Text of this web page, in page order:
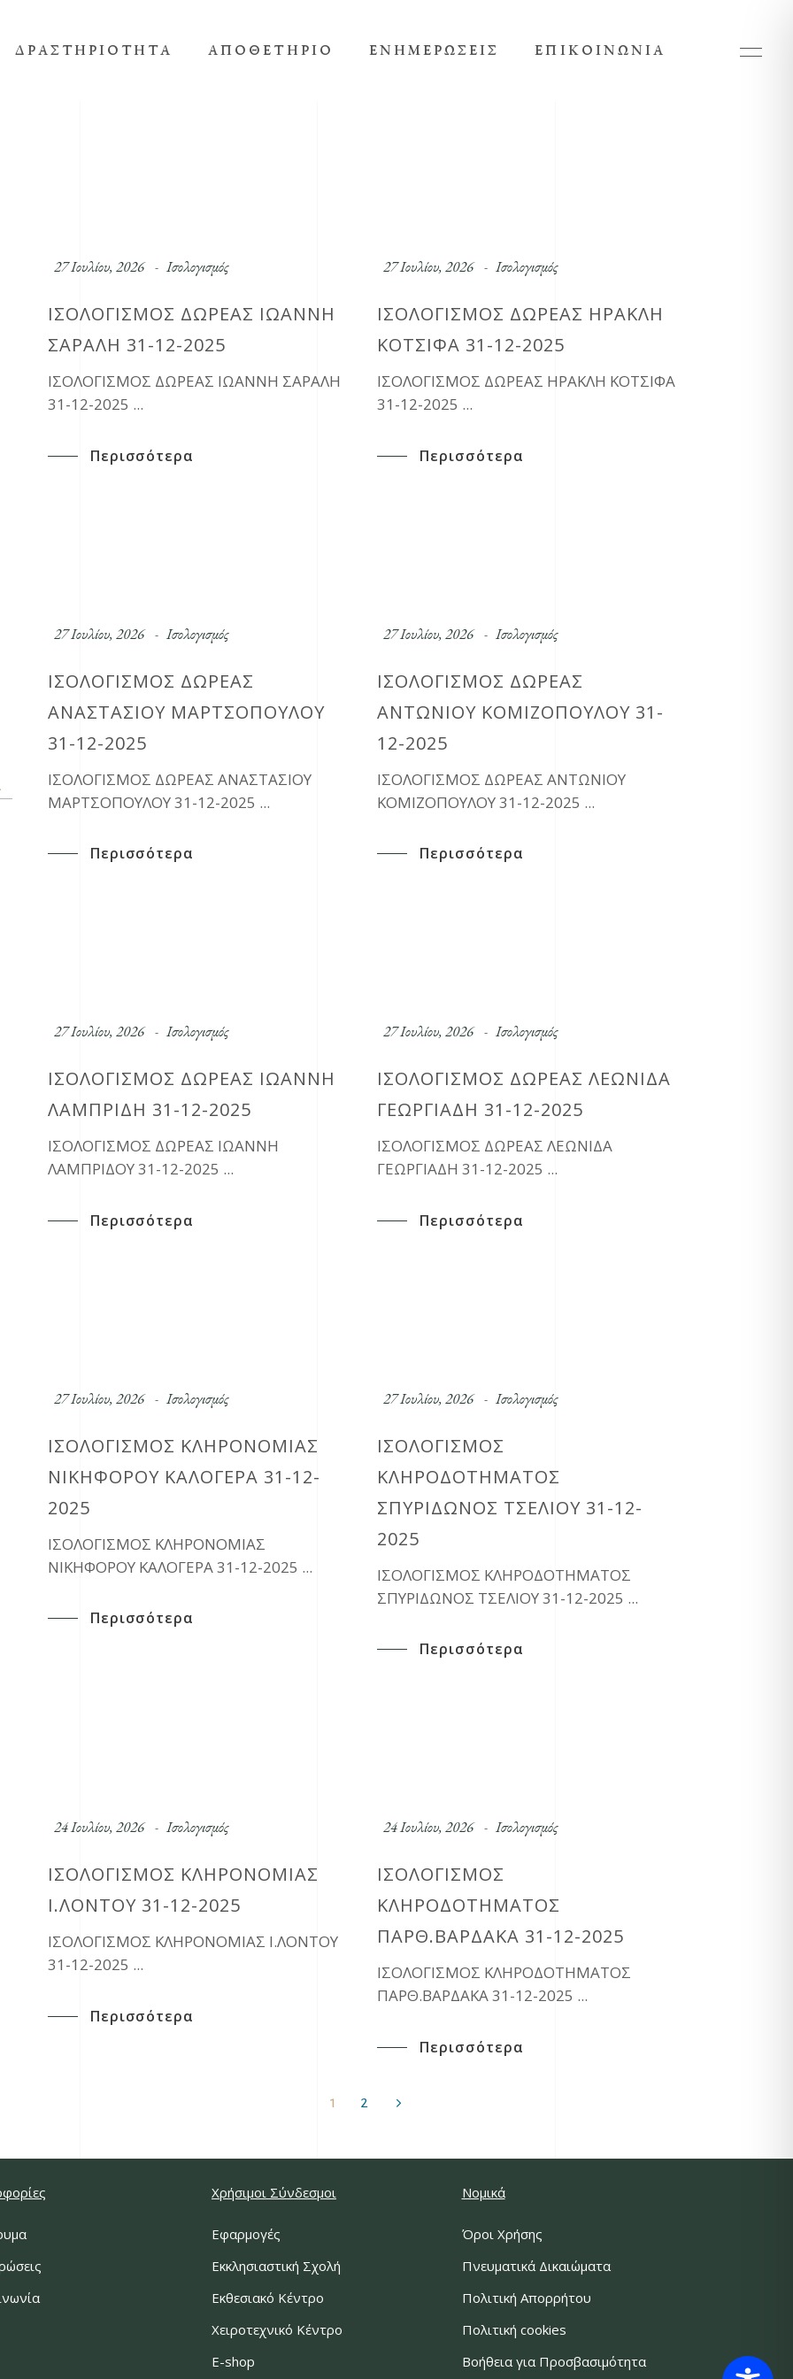
ΔΡΑΣΤΗΡΙΌΤΗΤΑ ΑΠΟΘΕΤΉΡΙΟ ΕΝΗΜΕΡΏΣΕΙΣ ΕΠΙΚΟΙΝΩΝΊΑ
27 Ιουλίου, 2026 Ισολογισμός
ΙΣΟΛΟΓΙΣΜΟΣ ΔΩΡΕΑΣ ΙΩΑΝΝΗ
ΣΑΡΑΛΗ 31-12-2025
ΙΣΟΛΟΓΙΣΜΟΣ ΔΩΡΕΑΣ ΙΩΑΝΝΗ ΣΑΡΑΛΗ
31-12-2025
Περισσότερα
27 Ιουλίου, 2026 Ισολογισμός
ΙΣΟΛΟΓΙΣΜΟΣ ΔΩΡΕΑΣ ΗΡΑΚΛΗ
ΚΟΤΣΙΦΑ 31-12-2025
ΙΣΟΛΟΓΙΣΜΟΣ ΔΩΡΕΑΣ ΗΡΑΚΛΗ ΚΟΤΣΙΦΑ
31-12-2025
Περισσότερα
27 Ιουλίου, 2026 Ισολογισμός
ΙΣΟΛΟΓΙΣΜΟΣ ΔΩΡΕΑΣ
ΑΝΑΣΤΑΣΙΟΥ ΜΑΡΤΣΟΠΟΥΛΟΥ
31-12-2025
ΙΣΟΛΟΓΙΣΜΟΣ ΔΩΡΕΑΣ ΑΝΑΣΤΑΣΙΟΥ
ΜΑΡΤΣΟΠΟΥΛΟΥ 31-12-2025
Περισσότερα
27 Ιουλίου, 2026 Ισολογισμός
ΙΣΟΛΟΓΙΣΜΟΣ ΔΩΡΕΑΣ
ΑΝΤΩΝΙΟΥ ΚΟΜΙΖΟΠΟΥΛΟΥ 31-
12-2025
ΙΣΟΛΟΓΙΣΜΟΣ ΔΩΡΕΑΣ ΑΝΤΩΝΙΟΥ
ΚΟΜΙΖΟΠΟΥΛΟΥ 31-12-2025
Περισσότερα
27 Ιουλίου, 2026 Ισολογισμός
ΙΣΟΛΟΓΙΣΜΟΣ ΔΩΡΕΑΣ ΙΩΑΝΝΗ
ΛΑΜΠΡΙΔΗ 31-12-2025
ΙΣΟΛΟΓΙΣΜΟΣ ΔΩΡΕΑΣ ΙΩΑΝΝΗ
ΛΑΜΠΡΙΔΟΥ 31-12-2025
Περισσότερα
27 Ιουλίου, 2026 Ισολογισμός
ΙΣΟΛΟΓΙΣΜΟΣ ΔΩΡΕΑΣ ΛΕΩΝΙΔΑ
ΓΕΩΡΓΙΑΔΗ 31-12-2025
ΙΣΟΛΟΓΙΣΜΟΣ ΔΩΡΕΑΣ ΛΕΩΝΙΔΑ
ΓΕΩΡΓΙΑΔΗ 31-12-2025
Περισσότερα
27 Ιουλίου, 2026 Ισολογισμός
ΙΣΟΛΟΓΙΣΜΟΣ ΚΛΗΡΟΝΟΜΙΑΣ
ΝΙΚΗΦΟΡΟΥ ΚΑΛΟΓΕΡΑ 31-12-
2025
ΙΣΟΛΟΓΙΣΜΟΣ ΚΛΗΡΟΝΟΜΙΑΣ
ΝΙΚΗΦΟΡΟΥ ΚΑΛΟΓΕΡΑ 31-12-2025
Περισσότερα
27 Ιουλίου, 2026 Ισολογισμός
ΙΣΟΛΟΓΙΣΜΟΣ
ΚΛΗΡΟΔΟΤΗΜΑΤΟΣ
ΣΠΥΡΙΔΩΝΟΣ ΤΣΕΛΙΟΥ 31-12-
2025
ΙΣΟΛΟΓΙΣΜΟΣ ΚΛΗΡΟΔΟΤΗΜΑΤΟΣ
ΣΠΥΡΙΔΩΝΟΣ ΤΣΕΛΙΟΥ 31-12-2025
Περισσότερα
24 Ιουλίου, 2026 Ισολογισμός
ΙΣΟΛΟΓΙΣΜΟΣ ΚΛΗΡΟΝΟΜΙΑΣ
Ι.ΛΟΝΤΟΥ 31-12-2025
ΙΣΟΛΟΓΙΣΜΟΣ ΚΛΗΡΟΝΟΜΙΑΣ Ι.ΛΟΝΤΟΥ
31-12-2025
Περισσότερα
24 Ιουλίου, 2026 Ισολογισμός
ΙΣΟΛΟΓΙΣΜΟΣ
ΚΛΗΡΟΔΟΤΗΜΑΤΟΣ
ΠΑΡΘ.ΒΑΡΔΑΚΑ 31-12-2025
ΙΣΟΛΟΓΙΣΜΟΣ ΚΛΗΡΟΔΟΤΗΜΑΤΟΣ
ΠΑΡΘ.ΒΑΡΔΑΚΑ 31-12-2025
Περισσότερα
1 2
Χρήσιμοι Σύνδεσμοι
Εφαρμογές
Εκκλησιαστική Σχολή
Εκθεσιακό Κέντρο
Χειροτεχνικό Κέντρο
E-shop
Νομικά
Όροι Χρήσης
Πνευματικά Δικαιώματα
Πολιτική Απορρήτου
Πολιτική cookies
Βοήθεια για Προσβασιμότητα